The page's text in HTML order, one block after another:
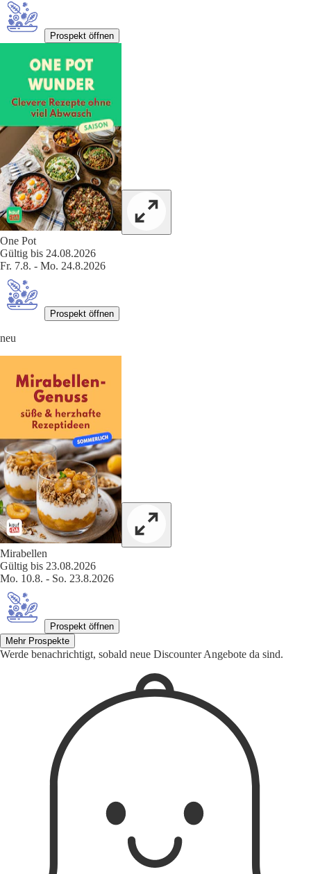
Prospekt öffnen
One Pot
Gültig bis 24.08.2026
Fr. 7.8. - Mo. 24.8.2026
Prospekt öffnen
neu
Mirabellen
Gültig bis 23.08.2026
Mo. 10.8. - So. 23.8.2026
Prospekt öffnen
Mehr Prospekte
Werde benachrichtigt, sobald neue Discounter Angebote da sind.